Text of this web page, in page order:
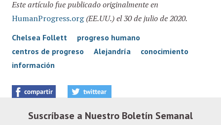
Este artículo fue publicado originalmente en
HumanProgress.org(EE.UU.) el 30 de julio de 2020.
Chelsea Follett
progreso humano
centros de progreso
Alejandría
conocimiento
información
Suscríbase a Nuestro Boletín Semanal